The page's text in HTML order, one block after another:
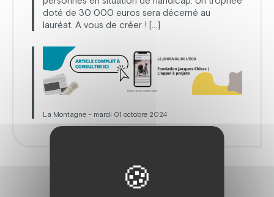
doté de 30 000 euros sera décerné au
lauréat. A vous de créer ! […]
La Montagne – mardi 01 octobre 2024